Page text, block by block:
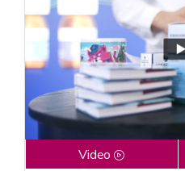
Video